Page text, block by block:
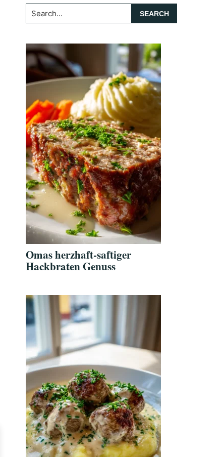
Search...
Omas herzhaft-saftiger
Hackbraten Genuss